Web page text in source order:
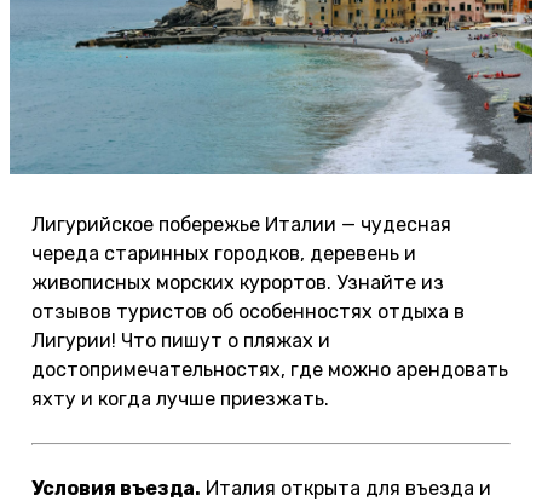
Лигурийское побережье Италии — чудесная
череда старинных городков, деревень и
живописных морских курортов. Узнайте из
отзывов туристов об особенностях отдыха в
Лигурии! Что пишут о пляжах и
достопримечательностях, где можно арендовать
яхту и когда лучше приезжать.
Условия въезда. Италия открыта для въезда и